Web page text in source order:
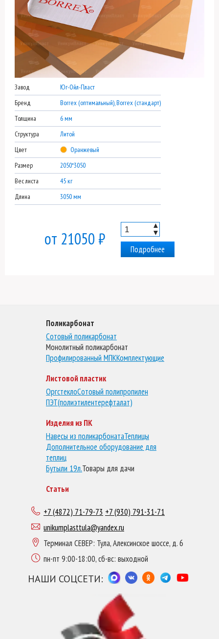
Завод
Юг-Ойл-Пласт
Бренд
Borrex (оптимальный), Borrex (стандарт)
Толщина
6 мм
Структура
Литой
Цвет
Оранжевый
Размер
2050*3050
Вес листа
45 кг
Длина
3050 мм
от 21050 ₽
▲
▼
Подробнее
Поликарбонат
Сотовый поликарбонат
Монолитный поликарбонат
Профилированный МПККомплектующие
Листовой пластик
ОргстеклоСотовый полипропилен
ПЭТ(полиэтилентерефталат)
Изделия из ПК
Навесы из поликарбонатаТеплицы
Дополнительное оборудование для
теплиц
Бутыли 19л.Товары для дачи
Статьи
+7 (4872) 71-79-73 +7 (930) 791-31-71
unikumplasttula@yandex.ru
Терминал СЕВЕР: Тула, Алексинское шоссе, д. 6
пн-пт 9:00-18:00, сб-вс: выходной
НАШИ СОЦСЕТИ: